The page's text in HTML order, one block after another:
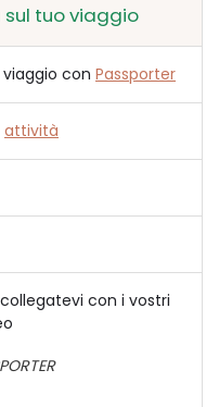
tuo viaggio
con Passporter
attività
con i vostri